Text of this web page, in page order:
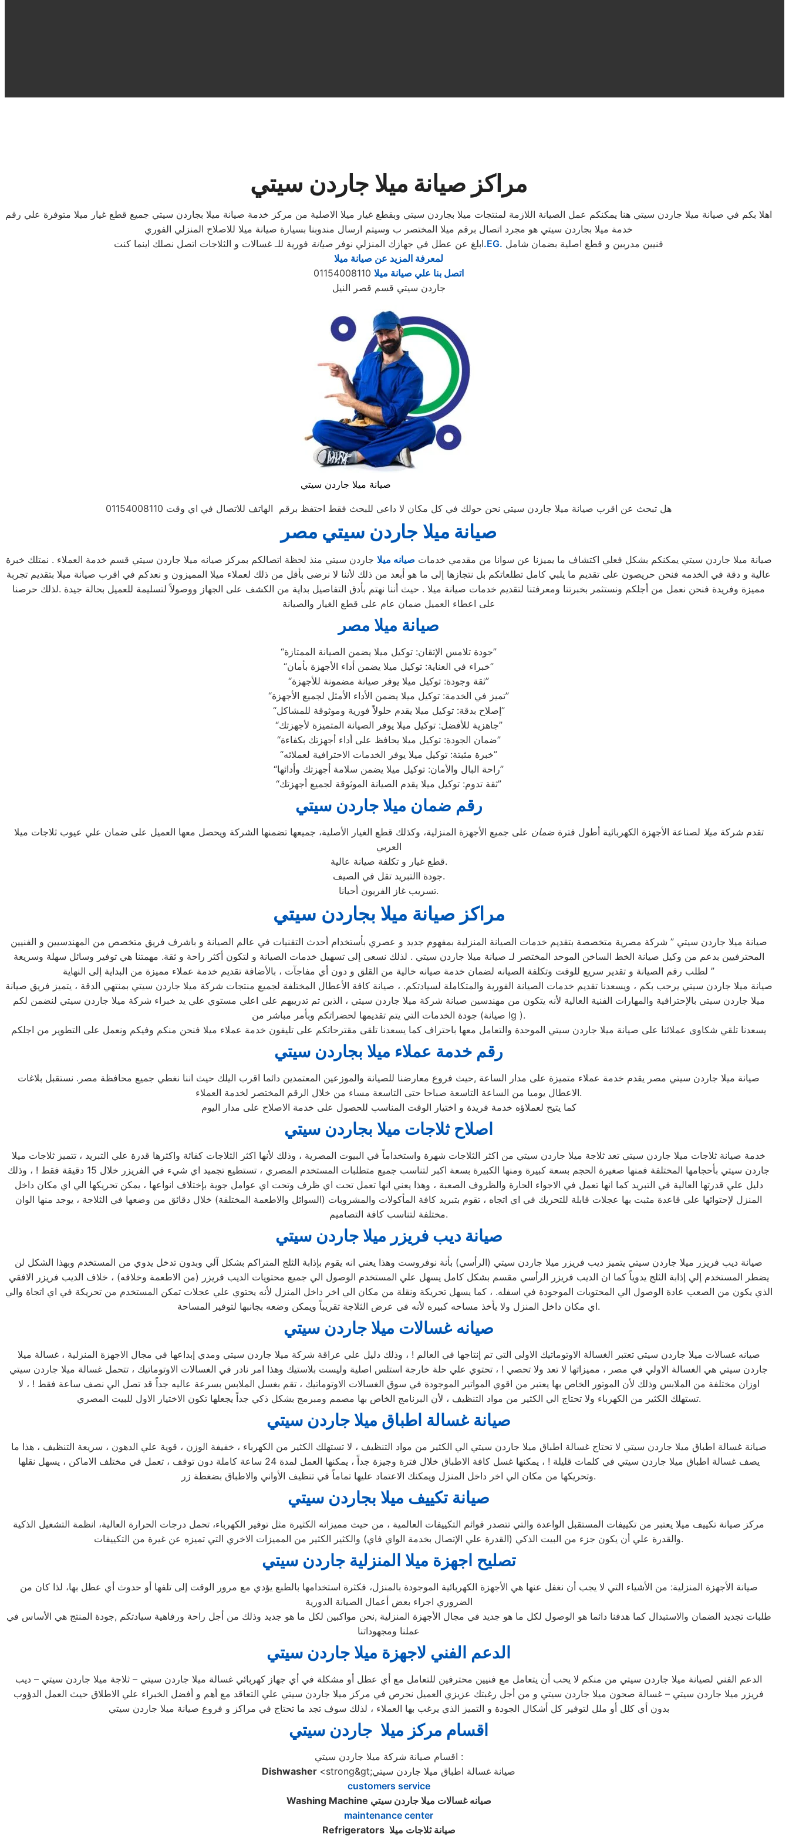
مراكز صيانة ميلا جاردن سيتي
اهلا بكم في صيانة ميلا جاردن سيتي هنا يمكنكم عمل الصيانة اللازمة لمنتجات ميلا بجاردن سيتي وبقطع غيار ميلا الاصلية من مركز خدمة صيانة ميلا بجاردن سيتي جميع قطع غيار ميلا متوفرة علي رقم
خدمة ميلا بجاردن سيتي هو مجرد اتصال برقم ميلا المختصر ب وسيتم ارسال مندوبنا بسيارة صيانة ميلا للاصلاح المنزلي الفوري
ابلغ عن عطل في جهازك المنزلي نوفر صيانة فورية للـ غسالات و الثلاجات اتصل نصلك اينما كنت .EG. فنيين مدربين و قطع اصلية بضمان شامل
لمعرفة المزيد عن صيانة ميلا
اتصل بنا علي صيانة ميلا
جاردن سيتي قسم قصر النيل
صيانة ميلا جاردن سيتي
هل تبحث عن اقرب صيانة ميلا جاردن سيتي نحن حولك في كل مكان لا داعي للبحث فقط احتفظ برقم الهاتف للاتصال في اي وقت 01154008110
صيانة ميلا جاردن سيتي مصر
صيانة ميلا جاردن سيتي يمكنكم بشكل فعلي اكتشاف ما يميزنا عن سوانا من مقدمي خدمات صيانه ميلا جاردن سيتي منذ لحظة اتصالكم بمركز صيانه ميلا جاردن سيتي قسم خدمة العملاء . نمتلك خبرة
عالية و دقة في الخدمه فنحن حريصون على تقديم ما يلبي كامل تطلعاتكم بل نتجازها إلى ما هو أبعد من ذلك لأننا لا نرضى بأقل من ذلك لعملاء ميلا المميزون و نعدكم في اقرب صيانة ميلا بتقديم تجربة
مميزة وفريدة فنحن نعمل من أجلكم ونستثمر بخبرتنا ومعرفتنا لتقديم خدمات صيانة ميلا . حيث أننا نهتم بأدق التفاصيل بداية من الكشف على الجهاز ووصولاً لتسليمة للعميل بحالة جيدة .لذلك حرصنا
على اعطاء العميل ضمان عام على قطع الغيار والصيانة
صيانة ميلا مصر
“جودة تلامس الإتقان: توكيل ميلا يضمن الصيانة الممتازة”
“خبراء في العناية: توكيل ميلا يضمن أداء الأجهزة بأمان”
“ثقة وجودة: توكيل ميلا يوفر صيانة مضمونة للأجهزة”
“تميز في الخدمة: توكيل ميلا يضمن الأداء الأمثل لجميع الأجهزة”
“إصلاح بدقة: توكيل ميلا يقدم حلولاً فورية وموثوقة للمشاكل”
“جاهزية للأفضل: توكيل ميلا يوفر الصيانة المتميزة لأجهزتك”
“ضمان الجودة: توكيل ميلا يحافظ على أداء أجهزتك بكفاءة”
“خبرة مثبتة: توكيل ميلا يوفر الخدمات الاحترافية لعملائه”
“راحة البال والأمان: توكيل ميلا يضمن سلامة أجهزتك وأدائها”
“ثقة تدوم: توكيل ميلا يقدم الصيانة الموثوقة لجميع أجهزتك”
رقم ضمان ميلا جاردن سيتي
تقدم شركة ميلا لصناعة الأجهزة الكهربائية أطول فترةضمان على جميع الأجهزة المنزلية، وكذلك قطع الغيار الأصلية، جميعها تضمنها الشركة ويحصل معها العميل على ضمان علي عيوب ثلاجات ميلا
العربي
قطع غيار و تكلفة صيانة عالية.
جودة االتبريد تقل في الصيف.
تسريب غاز الفريون أحيانا.
مراكز صيانة ميلا بجاردن سيتي
صيانة ميلا جاردن سيتي ” شركة مصرية متخصصة بتقديم خدمات الصيانة المنزلية بمفهوم جديد و عصري بأستخدام أحدث التقنيات في عالم الصيانة و باشرف فريق متخصص من المهندسيين و الفنيين
المحترفيين بدعم من وكيل صيانة الخط الساخن الموحد المختصر لـ صيانة ميلا جاردن سيتي . لذلك نسعى إلى تسهيل خدمات الصيانة و لتكون أكثر راحة و ثقة. مهمتنا هي توفير وسائل سهلة وسريعة
لطلب رقم الصيانة و تقدير سريع للوقت وتكلفة الصيانه لضمان خدمة صيانه خالية من القلق و دون أي مفاجآت ، بالأضافة تقديم خدمة عملاء مميزة من البداية إلى النهاية ”
صيانة ميلا جاردن سيتي يرحب بكم ، ويسعدنا تقديم خدمات الصيانة الفورية والمتكاملة لسيادتكم. ، صيانة كافة الأعطال المختلفة لجميع منتجات شركة ميلا جاردن سيتي بمنتهي الدقة ، يتميز فريق صيانة
ميلا جاردن سيتي بالإحترافية والمهارات الفنية العالية لأنه يتكون من مهندسين صيانة شركة ميلا جاردن سيتي ، الذين تم تدريبهم علي اعلي مستوي علي يد خبراء شركة ميلا جاردن سيتي لنضمن لكم
جودة الخدمات التي يتم تقديمها لحضراتكم وبأمر مباشر من (صيانة lg ).
يسعدنا تلقي شكاوى عملائنا على صيانة ميلا جاردن سيتي الموحدة والتعامل معها باحتراف كما يسعدنا تلقى مقترحاتكم على تليفون خدمة عملاء ميلا فنحن منكم وفيكم ونعمل على التطوير من اجلكم
رقم خدمة عملاء ميلا بجاردن سيتي
صيانة ميلا جاردن سيتي مصر يقدم خدمة عملاء متميزة على مدار الساعة ,حيث فروع معارضنا للصيانة والموزعين المعتمدين دائما اقرب اليلك حيث اننا نغطي جميع محافظة مصر. نستقبل بلاغات
الاعطال يوميا من الساعة التاسعة صباحا حتى التاسعة مساء من خلال الرقم المختصر لخدمة العملاء.
كما يتيح لعملاؤه خدمة فريدة و اختيار الوقت المناسب للحصول على خدمة الاصلاح على مدار اليوم
اصلاح ثلاجات ميلا بجاردن سيتي
خدمة صيانة ثلاجات ميلا جاردن سيتي تعد ثلاجة ميلا جاردن سيتي من اكثر الثلاجات شهرة واستخداماً في البيوت المصرية ، وذلك لأنها اكثر الثلاجات كفائة واكثرها قدرة علي التبريد ، تتميز ثلاجات ميلا
جاردن سيتي بأحجامها المختلفة فمنها صغيرة الحجم بسعة كبيرة ومنها الكبيرة بسعة اكبر لتناسب جميع متطلبات المستخدم المصري ، تستطيع تجميد اي شيء في الفريزر خلال 15 دقيقة فقط ! ، وذلك
دليل علي قدرتها العالية في التبريد كما انها تعمل في الاجواء الحارة والظروف الصعبة ، وهذا يعني انها تعمل تحت اي ظرف وتحت اي عوامل جوية بإختلاف انواعها ، يمكن تحريكها الي اي مكان داخل
المنزل لإحتوائها علي قاعدة مثبت بها عجلات قابلة للتحريك في اي اتجاه ، تقوم بتبريد كافة المأكولات والمشروبات (السوائل والاطعمة المختلفة) خلال دقائق من وضعها في الثلاجة ، يوجد منها الوان
مختلفة لتناسب كافة التصاميم.
صيانة ديب فريزر ميلا جاردن سيتي
صيانة ديب فريزر ميلا جاردن سيتي يتميز ديب فريزر ميلا جاردن سيتي (الرأسي) بأنة نوفروست وهذا يعني انه يقوم بإذابة الثلج المتراكم بشكل آلي وبدون تدخل يدوي من المستخدم وبهذا الشكل لن
يضطر المستخدم إلي إذابة الثلج يدوياً كما ان الديب فريزر الرأسي مقسم بشكل كامل يسهل علي المستخدم الوصول الي جميع محتويات الديب فريزر (من الاطعمة وخلافه) ، خلاف الديب فريزر الافقي
الذي يكون من الصعب عادة الوصول الي المحتويات الموجودة في اسفله. ، كما يسهل تحريكة ونقلة من مكان الي اخر داخل المنزل لأنه يحتوي علي عجلات تمكن المستخدم من تحريكة في اي اتجاة والي
اي مكان داخل المنزل ولا يأخذ مساحه كبيره لأنه في عرض الثلاجة تقريباً ويمكن وضعه بجانبها لتوفير المساحة.
صيانه غسالات ميلا جاردن سيتي
صيانه غسالات ميلا جاردن سيتي تعتبر الغسالة الاوتوماتيك الاولي التي تم إنتاجها في العالم ! ، وذلك دليل علي عراقة شركة ميلا جاردن سيتي ومدي إبداعها في مجال الاجهزة المنزلية ، غسالة ميلا
جاردن سيتي هي الغسالة الاولي في مصر ، مميزاتها لا تعد ولا تحصي ! ، تحتوي علي حلة خارجة استلس اصلية وليست بلاستيك وهذا امر نادر في الغسالات الاوتوماتيك ، تتحمل غسالة ميلا جاردن سيتي
اوزان مختلفة من الملابس وذلك لأن الموتور الخاص بها يعتبر من اقوي المواتير الموجودة في سوق الغسالات الاوتوماتيك ، تقم بغسل الملابس بسرعة عاليه جداً قد تصل الي نصف ساعة فقط ! ، لا
تستهلك الكثير من الكهرباء ولا تحتاج الي الكثير من مواد التنظيف ، لأن البرنامج الخاص بها مصمم ومبرمج بشكل ذكي جداً يجعلها تكون الاختيار الاول للبيت المصري.
صيانة غسالة اطباق ميلا جاردن سيتي
صيانة غسالة اطباق ميلا جاردن سيتي لا تحتاج غسالة اطباق ميلا جاردن سيتي الي الكثير من مواد التنظيف ، لا تستهلك الكثير من الكهرباء ، خفيفة الوزن ، قوية علي الدهون ، سريعة التنظيف ، هذا ما
يصف غسالة اطباق ميلا جاردن سيتي في كلمات قليلة ! ، يمكنها غسل كافة الاطباق خلال فترة وجيزة جداً ، يمكنها العمل لمدة 24 ساعة كاملة دون توقف ، تعمل في مختلف الاماكن ، يسهل نقلها
وتحريكها من مكان الي اخر داخل المنزل ويمكنك الاعتماد عليها تماماً في تنظيف الأواني والاطباق بضغطة زر.
صيانة تكييف ميلا بجاردن سيتي
مركز صيانة تكييف ميلا يعتبر من تكييفات المستقبل الواعدة والتي تتصدر قوائم التكييفات العالمية ، من حيث مميزاته الكثيرة مثل توفير الكهرباء، تحمل درجات الحرارة العالية، انظمة التشغيل الذكية
والقدرة علي أن يكون جزء من البيت الذكي (القدرة علي الإتصال بخدمة الواي فاي) والكثير الكثير من المميزات الاخري التي تميزه عن غيرة من التكييفات.
تصليح اجهزة ميلا المنزليةجاردن سيتي
صيانة الأجهزة المنزلية: من الأشياء التي لا يجب أن نغفل عنها هي الأجهزة الكهربائية الموجودة بالمنزل، فكثرة استخدامها بالطبع يؤدي مع مرور الوقت إلى تلفها أو حدوث أي عطل بها، لذا كان من
الضروري اجراء بعض أعمال الصيانة الدورية
طلبات تجديد الضمان والاستبدال كما هدفنا دائما هو الوصول لكل ما هو جديد في مجال الأجهزة المنزلية ,نحن مواكبين لكل ما هو جديد وذلك من أجل راحة ورفاهية سيادتكم ,جودة المنتج هي الأساس في
عملنا ومجهوداتنا
الدعم الفني لاجهزة ميلا جاردن سيتي
الدعم الفني لصيانة ميلا جاردن سيتي من منكم لا يحب أن يتعامل مع فنيين محترفين للتعامل مع أي عطل أو مشكلة في أي جهاز كهربائي غسالة ميلا جاردن سيتي – ثلاجة ميلا جاردن سيتي – ديب
فريزر ميلا جاردن سيتي – غسالة صحون ميلا جاردن سيتي و من أجل رغبتك عزيزي العميل نحرص في مركز ميلا جاردن سيتي علي التعاقد مع أهم و أفضل الخبراء علي الاطلاق حيث العمل الدؤوب
بدون أي كلل أو ملل لتوفير كل أشكال الجودة و التميز الذي يرغب بها العملاء ، لذلك سوف تجد ما تحتاج في مراكز و فروع صيانة ميلا جاردن سيتي
اقسام مركز ميلا جاردن سيتي
اقسام صيانة شركة ميلا جاردن سيتي :
Dishwasher
<strong&gt;صيانة غسالة اطباق ميلا جاردن سيتي
customers service
Washing Machine صيانه غسالات ميلا جاردن سيتي
maintenance center
Refrigerators صيانة ثلاجات ميلا